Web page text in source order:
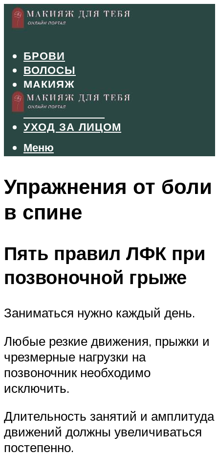
БРОВИ
ВОЛОСЫ
МАКИЯЖ
МАНИКЮР
ТУШЬ И ТЕНИ
УХОД ЗА ЛИЦОМ
Меню
Меню
Упражнения от боли
в спине
Пять правил ЛФК при
позвоночной грыже
Заниматься нужно каждый день.
Любые резкие движения, прыжки и
чрезмерные нагрузки на
позвоночник необходимо
исключить.
Длительность занятий и амплитуда
движений должны увеличиваться
постепенно.